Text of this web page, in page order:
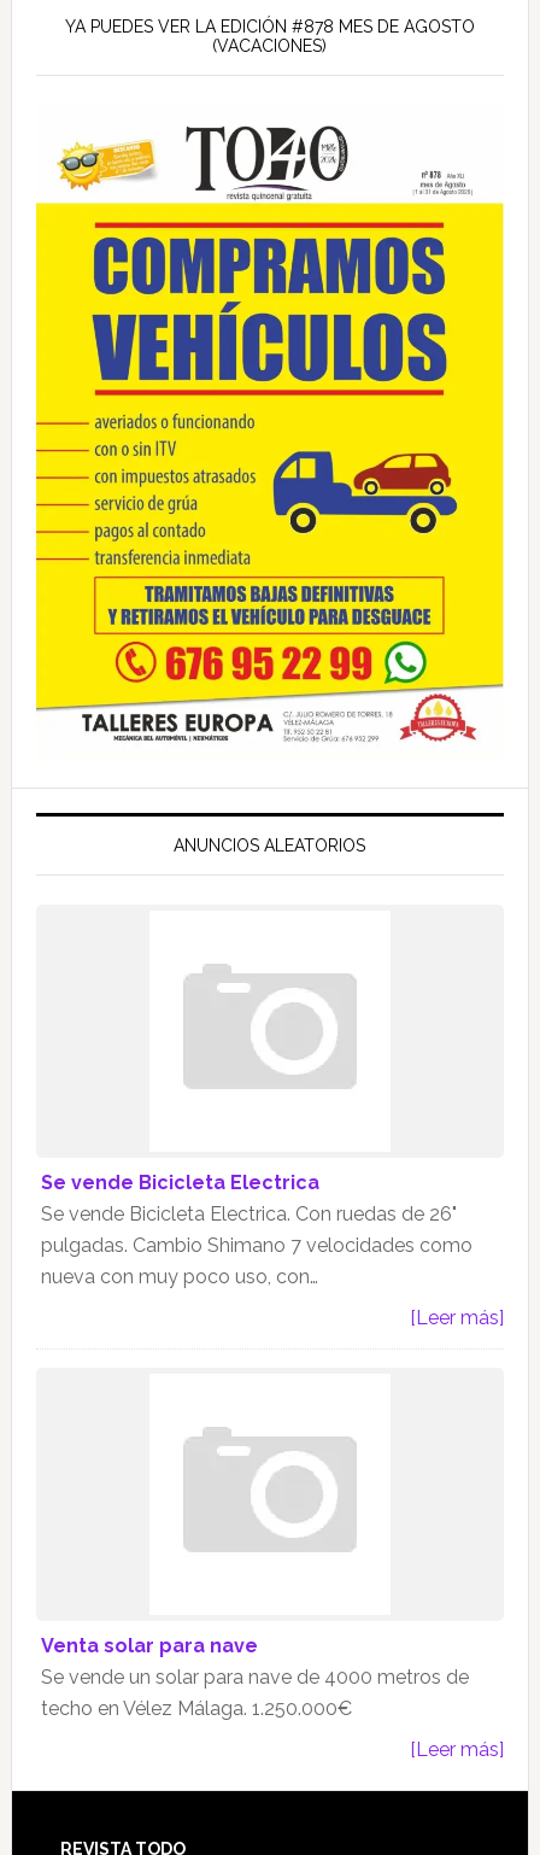
lateral
principal
YA PUEDES VER LA EDICIÓN #878 MES DE AGOSTO
(VACACIONES)
ANUNCIOS ALEATORIOS
Se vende Bicicleta Electrica
Se vende Bicicleta Electrica. Con ruedas de 26"
pulgadas. Cambio Shimano 7 velocidades como
nueva con muy poco uso, con…
[Leer más]
Venta solar para nave
Se vende un solar para nave de 4000 metros de
techo en Vélez Málaga. 1.250.000€
[Leer más]
REVISTA TODO